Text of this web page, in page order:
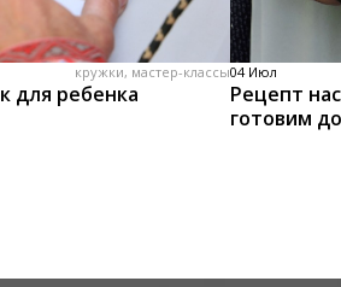
кружки, мастер-классы
для ребенка
04 Июл
Рецепт
готовим